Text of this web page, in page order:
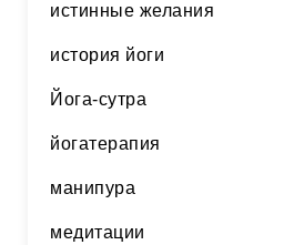
истинные желания
история йоги
Йога-сутра
йогатерапия
манипура
медитации